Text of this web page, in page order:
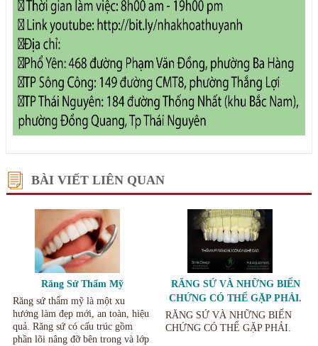
BÀI VIẾT LIÊN QUAN
Răng Sứ Thẩm Mỹ
Răng sứ thẩm mỹ là một xu
hướng làm đẹp mới, an toàn, hiệu
quả. Răng sứ có cấu trúc gồm
phần lõi nâng đỡ bên trong và lớp
RĂNG SỨ VÀ NHỮNG BIẾN
CHỨNG CÓ THỂ GẶP PHẢI.
RĂNG SỨ VÀ NHỮNG BIẾN
CHỨNG CÓ THỂ GẶP PHẢI.